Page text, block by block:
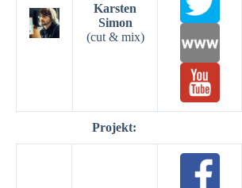
Karsten
Simon
(cut & mix)
Projekt: